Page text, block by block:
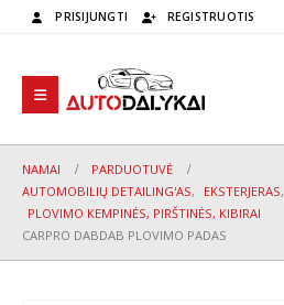
PRISIJUNGTI REGISTRUOTIS
NAMAI
PARDUOTUVĖ
AUTOMOBILIŲ DETAILING'AS, EKSTERJERAS,
PLOVIMO KEMPINĖS, PIRŠTINĖS, KIBIRAI
CARPRO DABDAB PLOVIMO PADAS